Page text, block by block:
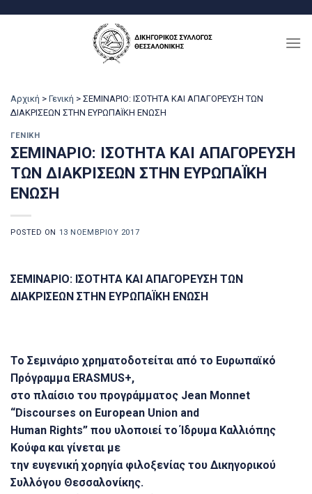
Αρχική > Γενική > ΣΕΜΙΝΑΡΙΟ: ΙΣΟΤΗΤΑ ΚΑΙ ΑΠΑΓΟΡΕΥΣΗ ΤΩΝ
ΔΙΑΚΡΙΣΕΩΝ ΣΤΗΝ ΕΥΡΩΠΑΪΚΗ ΕΝΩΣΗ
ΓΕΝΙΚΉ
ΣΕΜΙΝΑΡΙΟ: ΙΣΟΤΗΤΑ ΚΑΙ ΑΠΑΓΟΡΕΥΣΗ
ΤΩΝ ΔΙΑΚΡΙΣΕΩΝ ΣΤΗΝ ΕΥΡΩΠΑΪΚΗ
ΕΝΩΣΗ
POSTED ON 13 ΝΟΕΜΒΡΊΟΥ 2017
ΣΕΜΙΝΑΡΙΟ: ΙΣΟΤΗΤΑ ΚΑΙ ΑΠΑΓΟΡΕΥΣΗ ΤΩΝ
ΔΙΑΚΡΙΣΕΩΝ ΣΤΗΝ ΕΥΡΩΠΑΪΚΗ ΕΝΩΣΗ
Το Σεμινάριο χρηματοδοτείται από το Ευρωπαϊκό
Πρόγραμμα ERASMUS+,
στο πλαίσιο του προγράμματος Jean Monnet
“Discourses on European Union and
Human Rights” που υλοποιεί το Ίδρυμα Καλλιόπης
Κούφα και γίνεται με
την ευγενική χορηγία φιλοξενίας του Δικηγορικού
Συλλόγου Θεσσαλονίκης.